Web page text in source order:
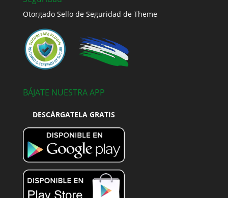
Otorgado Sello de Seguridad de Theme
BÁJATE NUESTRA APP
DESCÁRGATELA GRATIS